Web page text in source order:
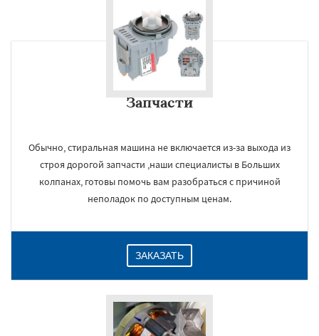
Запчасти
Обычно, стиральная машина не включается из-за выхода из
строя дорогой запчасти ,наши специалисты в Больших
колпанах, готовы помочь вам разобраться с причиной
неполадок по доступным ценам.
ЗАКАЗАТЬ